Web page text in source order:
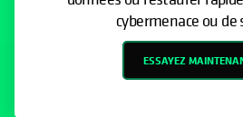
cybermenace ou de
ESSAYEZ